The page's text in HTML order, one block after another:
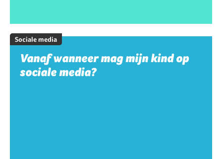
Sociale media
Vanaf wanneer mag mijn kind op
sociale media?